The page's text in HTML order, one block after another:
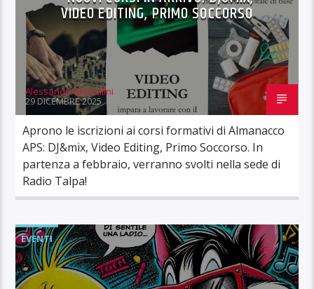
VIDEO EDITING, PRIMO SOCCORSO
Alessandro Boccalini
29 DICEMBRE 2025
Aprono le iscrizioni ai corsi formativi di Almanacco
APS: DJ&mix, Video Editing, Primo Soccorso. In
partenza a febbraio, verranno svolti nella sede di
Radio Talpa!
EVENTI